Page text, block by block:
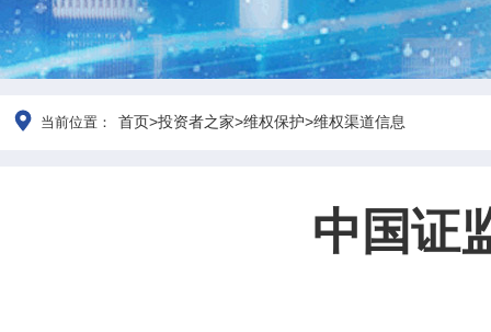
当前位置： 首页>投资者之家>维权保护>维权渠道信息
中国证